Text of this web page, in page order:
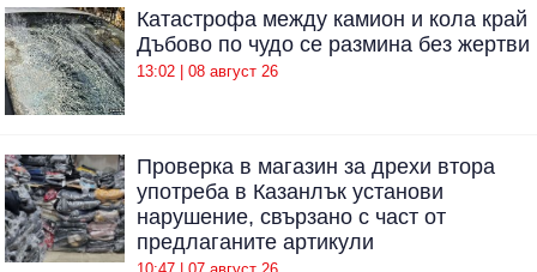
Катастрофа между камион и кола край
Дъбово по чудо се размина без жертви
13:02 | 08 август 26
Проверка в магазин за дрехи втора
употреба в Казанлък установи
нарушение, свързано с част от
предлаганите артикули